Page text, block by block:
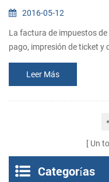
recibos
2016-05-12
La factura de impuestos
pago, impresión de ticket y
impuestos, el cuidado de la
industrias, venta de
más. Transacción de
declaraciones, el
Leer Más
Un
Categorías